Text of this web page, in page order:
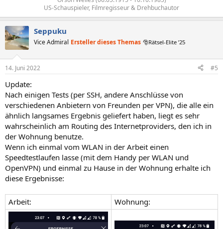
US-Schauspieler, Filmregisseur & Drehbuchautor​
Seppuku
Vice Admiral Ersteller dieses Themas 🎅Rätsel-Elite ’25
14. Juni 2022 #5
Update:
Nach einigen Tests (per SSH, andere Anschlüsse von
verschiedenen Anbietern von Freunden per VPN), die alle ein
ähnlich langsames Ergebnis geliefert haben, liegt es sehr
wahrscheinlich am Routing des Internetproviders, den ich in
der Wohnung benutze.
Wenn ich einmal vom WLAN in der Arbeit einen
Speedtestlaufen lasse (mit dem Handy per WLAN und
OpenVPN) und einmal zu Hause in der Wohnung erhalte ich
diese Ergebnisse:
Arbeit: Wohnung: